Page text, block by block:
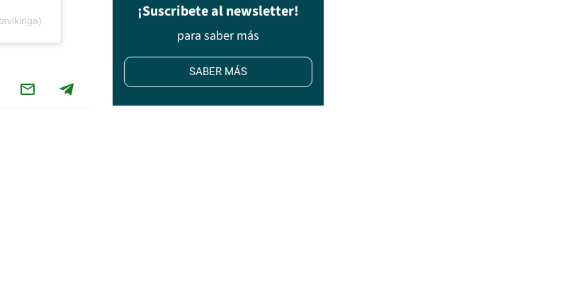
¡Suscribete al newsletter!
para saber más
SABER MÁS